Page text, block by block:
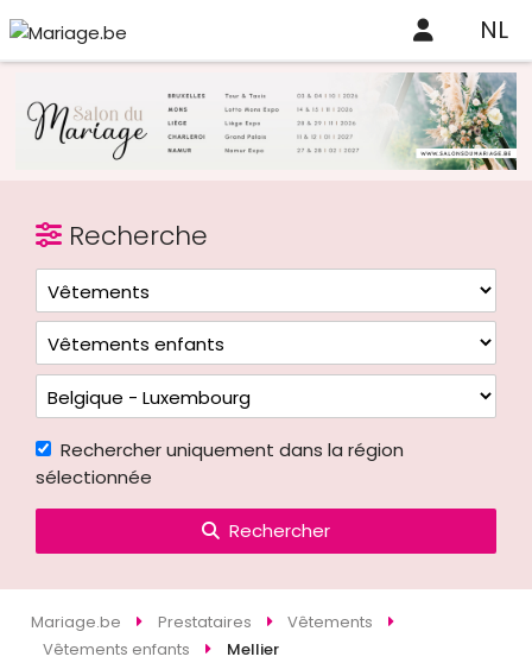
NL
Recherche
Rechercher uniquement dans la région
sélectionnée
Rechercher
Mariage.be Prestataires
Vêtements
Vêtements enfants
Mellier